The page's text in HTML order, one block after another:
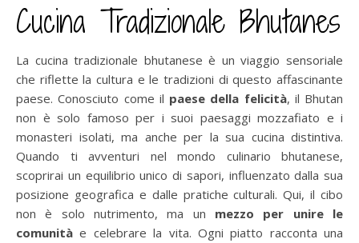
Cucina Tradizionale Bhutanes
La cucina tradizionale bhutanese è un viaggio sensoriale
che riflette la cultura e le tradizioni di questo affascinante
paese. Conosciuto come il paese della felicità, il Bhutan
non è solo famoso per i suoi paesaggi mozzafiato e i
monasteri isolati, ma anche per la sua cucina distintiva.
Quando ti avventuri nel mondo culinario bhutanese,
scoprirai un equilibrio unico di sapori, influenzato dalla sua
posizione geografica e dalle pratiche culturali. Qui, il cibo
non è solo nutrimento, ma un mezzo per unire le
comunità e celebrare la vita. Ogni piatto racconta una